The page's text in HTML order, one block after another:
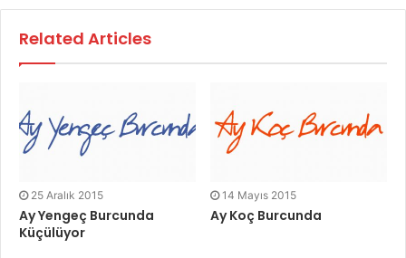
Related Articles
25 Aralık 2015
Ay Yengeç Burcunda
Küçülüyor
14 Mayıs 2015
Ay Koç Burcunda